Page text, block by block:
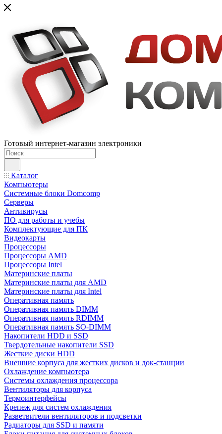
Готовый интернет-магазин электроники
Каталог
Компьютеры
Системные блоки Domcomp
Серверы
Антивирусы
ПО для работы и учебы
Комплектующие для ПК
Видеокарты
Процессоры
Процессоры AMD
Процессоры Intel
Материнские платы
Материнские платы для AMD
Материнские платы для Intel
Оперативная память
Оперативная память DIMM
Оперативная память RDIMM
Оперативная память SO-DIMM
Накопители HDD и SSD
Твердотельные накопители SSD
Жесткие диски HDD
Внешние корпуса для жестких дисков и док-станции
Охлаждение компьютера
Системы охлаждения процессора
Вентиляторы для корпуса
Термоинтерфейсы
Крепеж для систем охлаждения
Разветвители вентиляторов и подсветки
Радиаторы для SSD и памяти